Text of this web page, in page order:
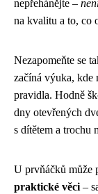
nepřehánějte –
na kvalitu a to, co
Nezapomeňte se
začíná výuka, kde
pravidla. Hodně
dny otevřených
s dítětem a trochu
U prvňáčků může
praktické věci –